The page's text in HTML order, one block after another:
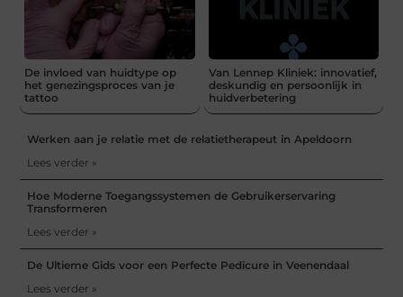
De invloed van huidtype op
het genezingsproces van je
tattoo
Van Lennep Kliniek: innovatief,
deskundig en persoonlijk in
huidverbetering
Werken aan je relatie met de relatietherapeut in Apeldoorn
Lees verder »
Hoe Moderne Toegangssystemen de Gebruikerservaring
Transformeren
Lees verder »
De Ultieme Gids voor een Perfecte Pedicure in Veenendaal
Lees verder »